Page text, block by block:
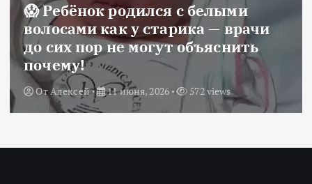
😱 Ребёнок родился с белыми
волосами как у старика — врачи
до сих пор не могут объяснить
почему!
От Алексей 11 июня, 2026 572 views